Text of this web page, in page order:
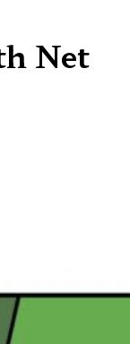
Net